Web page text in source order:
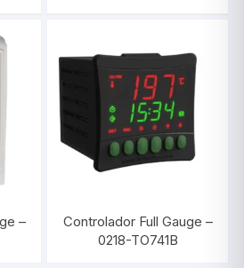
–
Controlador Full Gauge –
0218-TO741B